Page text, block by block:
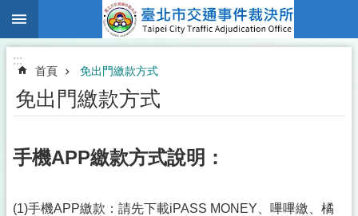
跳到主要內容區塊
:::
首頁 免出門繳款方式
免出門繳款方式
手機APP繳款方式說明：
(1)手機APP繳款：請先下載iPASS MONEY、嗶嗶繳、橘